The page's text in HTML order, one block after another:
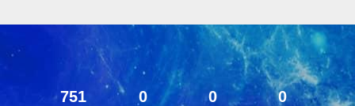
字图片换成其他行业的即可；
751 0 0 0